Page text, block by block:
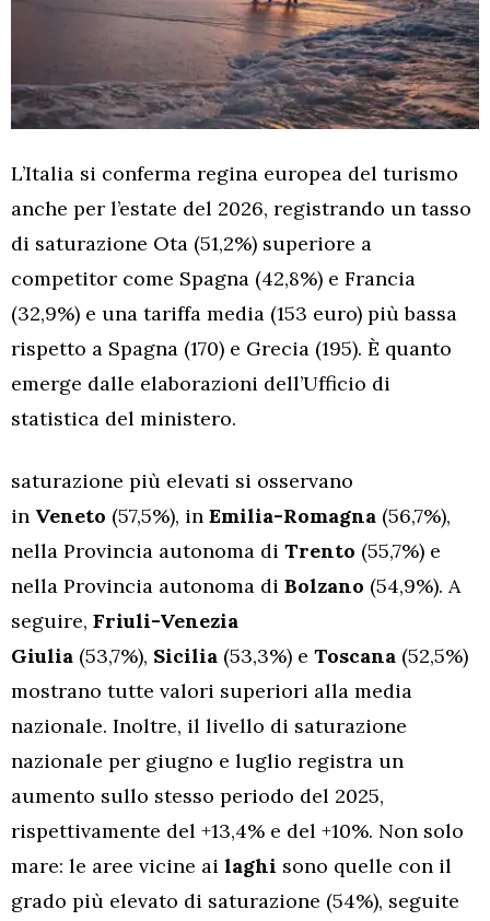
L’Italia si conferma regina europea del turismo
anche per l’estate del 2026, registrando un tasso
di saturazione Ota (51,2%) superiore a
competitor come Spagna (42,8%) e Francia
(32,9%) e una tariffa media (153 euro) più bassa
rispetto a Spagna (170) e Grecia (195). È quanto
emerge dalle elaborazioni dell’Ufficio di
statistica del ministero.
saturazione più elevati si osservano
in Veneto (57,5%), in Emilia-Romagna (56,7%),
nella Provincia autonoma di Trento (55,7%) e
nella Provincia autonoma di Bolzano (54,9%). A
seguire, Friuli-Venezia
Giulia (53,7%), Sicilia (53,3%) e Toscana (52,5%)
mostrano tutte valori superiori alla media
nazionale. Inoltre, il livello di saturazione
nazionale per giugno e luglio registra un
aumento sullo stesso periodo del 2025,
rispettivamente del +13,4% e del +10%. Non solo
mare: le aree vicine ai laghi sono quelle con il
grado più elevato di saturazione (54%), seguite